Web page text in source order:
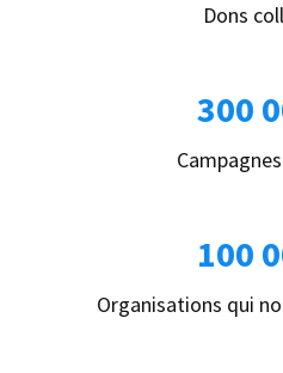
Dons
300
100
Organisations qui